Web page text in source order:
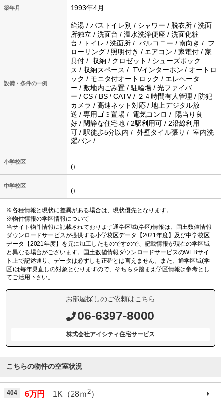
築年月 1993年4月
設備・条件の一例
給湯 / バストイレ別 / シャワー / 脱衣所 / 洗面
所独立 / 洗面台 / 温水洗浄便座 / 洗面化粧
台 / トイレ / 洗面所 / バルコニー / 南向き / フ
ローリング / 照明付き / エアコン / 家電付 / 家
具付 / 収納 / クロゼット / シューズボック
ス / 収納スペース / TVインターホン / オートロ
ック / モニタ付オートロック / エレベータ
ー / 敷地内ごみ置 / 駐輪場 / 光ファイバ
ー / CS / BS / CATV / ２４時間有人管理 / 防犯
カメラ / 高速ネット対応 / 地上デジタル放
送 / 専用ゴミ置場 / 電気コンロ / 陽当り良
好 / 閑静な住宅地 / 2駅利用可 / 2沿線利用
可 / 駅徒歩5分以内 / 外壁タイル張り / 室内洗
濯パン /
小学校区
()
中学校区
()
※各種情報と現状に差異がある場合は、現状優先となります。
※物件情報の学区情報について
当サイト物件情報に記載されております通学区域(学区)情報は、国土数値情報
ダウンロードサービスが提供する小学校区データ【2021年度】及び中学校区
データ【2021年度】を元に加工したものですので、記載情報が現在の学区域
と異なる場合がございます。国土数値情報ダウンロードサービスのWEBサイ
ト上で記述通り、データは必ずしも正確とは言えません。また、通学区域(学
区)は毎年見直しの対象となりますので、そちらを踏まえ学区情報は参考とし
てご活用下さい。
お部屋探しのご依頼はこちら
06-6397-8000
株式会社アイシティ住宅サービス
こちらの物件の空室状況
404 6万円 1K（28ｍ2）